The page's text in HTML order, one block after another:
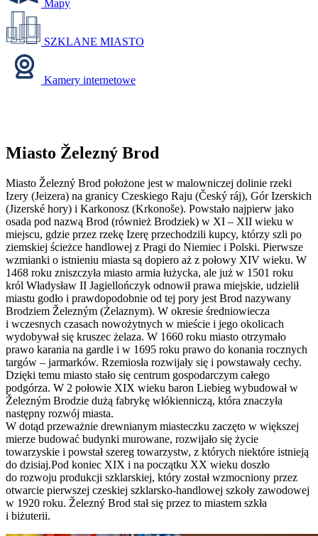
Mapy
SZKLANE MIASTO
Kamery internetowe
Miasto Železný Brod
Miasto Železný Brod położone jest w malowniczej dolinie rzeki
Izery (Jeizera) na granicy Czeskiego Raju (Český ráj), Gór Izerskich
(Jizerské hory) i Karkonosz (Krkonoše). Powstało najpierw jako
osada pod nazwą Brod (również Brodziek) w XI – XII wieku w
miejscu, gdzie przez rzekę Izerę przechodzili kupcy, którzy szli po
ziemskiej ścieżce handlowej z Pragi do Niemiec i Polski. Pierwsze
wzmianki o istnieniu miasta są dopiero aż z połowy XIV wieku. W
1468 roku zniszczyła miasto armia łużycka, ale już w 1501 roku
król Władysław II Jagiellończyk odnowił prawa miejskie, udzielił
miastu godło i prawdopodobnie od tej pory jest Brod nazywany
Brodziem Železným (Żelaznym). W okresie średniowiecza
i wczesnych czasach nowożytnych w mieście i jego okolicach
wydobywał się kruszec żelaza. W 1660 roku miasto otrzymało
prawo karania na gardle i w 1695 roku prawo do konania rocznych
targów – jarmarków. Rzemiosła rozwijały się i powstawały cechy.
Dzięki temu miasto stało się centrum gospodarczym całego
podgórza. W 2 połowie XIX wieku baron Liebieg wybudował w
Železným Brodzie dużą fabrykę włókienniczą, która znaczyła
następny rozwój miasta.
W dotąd przeważnie drewnianym miasteczku zaczęto w większej
mierze budować budynki murowane, rozwijało się życie
towarzyskie i powstał szereg towarzystw, z których niektóre istnieją
do dzisiaj.Pod koniec XIX i na początku XX wieku doszło
do rozwoju produkcji szklarskiej, który został wzmocniony przez
otwarcie pierwszej czeskiej szklarsko-handlowej szkoły zawodowej
w 1920 roku. Železný Brod stał się przez to miastem szkła
i biżuterii.